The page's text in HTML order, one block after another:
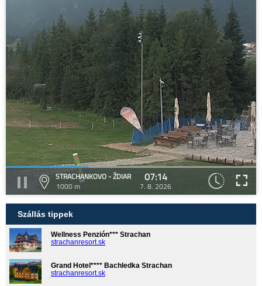
STRACHANKOVO - ŽDIAR
1000 m
07:14
7. 8. 2026
Szállás tippek
Wellness Penzión*** Strachan
strachanresort.sk
Grand Hotel**** Bachledka Strachan
strachanresort.sk